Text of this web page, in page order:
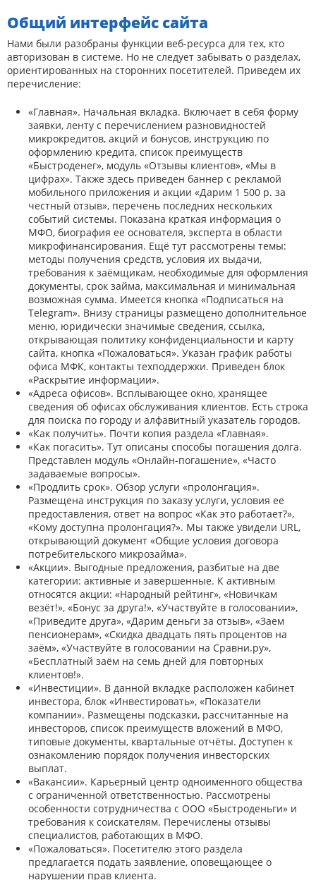
Общий интерфейс сайта
Нами были разобраны функции веб-ресурса для тех, кто
авторизован в системе. Но не следует забывать о разделах,
ориентированных на сторонних посетителей. Приведем их
перечисление:
«Главная». Начальная вкладка. Включает в себя форму
заявки, ленту с перечислением разновидностей
микрокредитов, акций и бонусов, инструкцию по
оформлению кредита, список преимуществ
«Быстроденег», модуль «Отзывы клиентов», «Мы в
цифрах». Также здесь приведен баннер с рекламой
мобильного приложения и акции «Дарим 1 500 р. за
честный отзыв», перечень последних нескольких
событий системы. Показана краткая информация о
МФО, биография ее основателя, эксперта в области
микрофинансирования. Ещё тут рассмотрены темы:
методы получения средств, условия их выдачи,
требования к заёмщикам, необходимые для оформления
документы, срок займа, максимальная и минимальная
возможная сумма. Имеется кнопка «Подписаться на
Telegram». Внизу страницы размещено дополнительное
меню, юридически значимые сведения, ссылка,
открывающая политику конфиденциальности и карту
сайта, кнопка «Пожаловаться». Указан график работы
офиса МФК, контакты техподдержки. Приведен блок
«Раскрытие информации».
«Адреса офисов». Всплывающее окно, хранящее
сведения об офисах обслуживания клиентов. Есть строка
для поиска по городу и алфавитный указатель городов.
«Как получить». Почти копия раздела «Главная».
«Как погасить». Тут описаны способы погашения долга.
Представлен модуль «Онлайн-погашение», «Часто
задаваемые вопросы».
«Продлить срок». Обзор услуги «пролонгация».
Размещена инструкция по заказу услуги, условия ее
предоставления, ответ на вопрос «Как это работает?»,
«Кому доступна пролонгация?». Мы также увидели URL,
открывающий документ «Общие условия договора
потребительского микрозайма».
«Акции». Выгодные предложения, разбитые на две
категории: активные и завершенные. К активным
относятся акции: «Народный рейтинг», «Новичкам
везёт!», «Бонус за друга!», «Участвуйте в голосовании»,
«Приведите друга», «Дарим деньги за отзыв», «Заем
пенсионерам», «Скидка двадцать пять процентов на
заём», «Участвуйте в голосовании на Сравни.ру»,
«Бесплатный заём на семь дней для повторных
клиентов!».
«Инвестиции». В данной вкладке расположен кабинет
инвестора, блок «Инвестировать», «Показатели
компании». Размещены подсказки, рассчитанные на
инвесторов, список преимуществ вложений в МФО,
типовые документы, квартальные отчёты. Доступен к
ознакомлению порядок получения инвесторских
выплат.
«Вакансии». Карьерный центр одноименного общества
с ограниченной ответственностью. Рассмотрены
особенности сотрудничества с ООО «Быстроденьги» и
требования к соискателям. Перечислены отзывы
специалистов, работающих в МФО.
«Пожаловаться». Посетителю этого раздела
предлагается подать заявление, оповещающее о
нарушении прав клиента.